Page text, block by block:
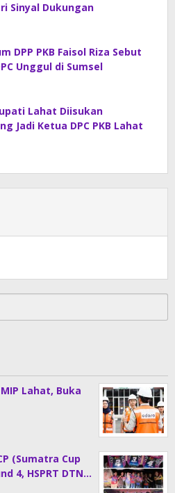
Sinyal Dukungan
DPP PKB Faisol Riza Sebut
Unggul di Sumsel
Lahat Diisukan
Jadi Ketua DPC PKB Lahat
Lahat, Buka
(Sumatra Cup
4, HSPRT DTN…